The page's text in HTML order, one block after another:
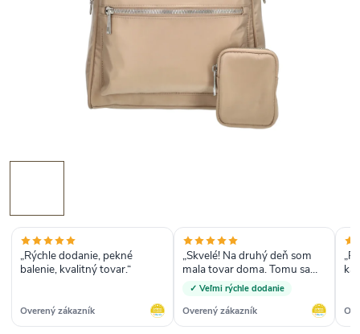
„Rýchle dodanie, pekné
balenie, kvalitný tovar.“
Overený zákazník
„Skvelé! Na druhý deň som
mala tovar doma. Tomu sa
hovorí expresné doručenie“
✓ Veľmi rýchle dodanie
Overený zákazník